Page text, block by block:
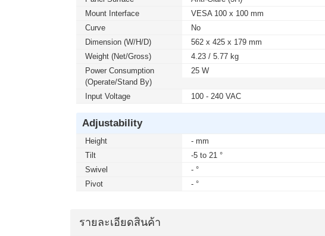
Mount Interface
VESA 100 x 100 mm
Curve
No
Dimension (W/H/D)
562 x 425 x 179 mm
Weight (Net/Gross)
4.23 / 5.77 kg
Power Consumption
(Operate/Stand By)
25 W
Input Voltage 100 - 240 VAC
Adjustability
Height
- mm
Tilt
-5 to 21 °
Swivel
- °
Pivot
- °
รายละเอียดสินค้า